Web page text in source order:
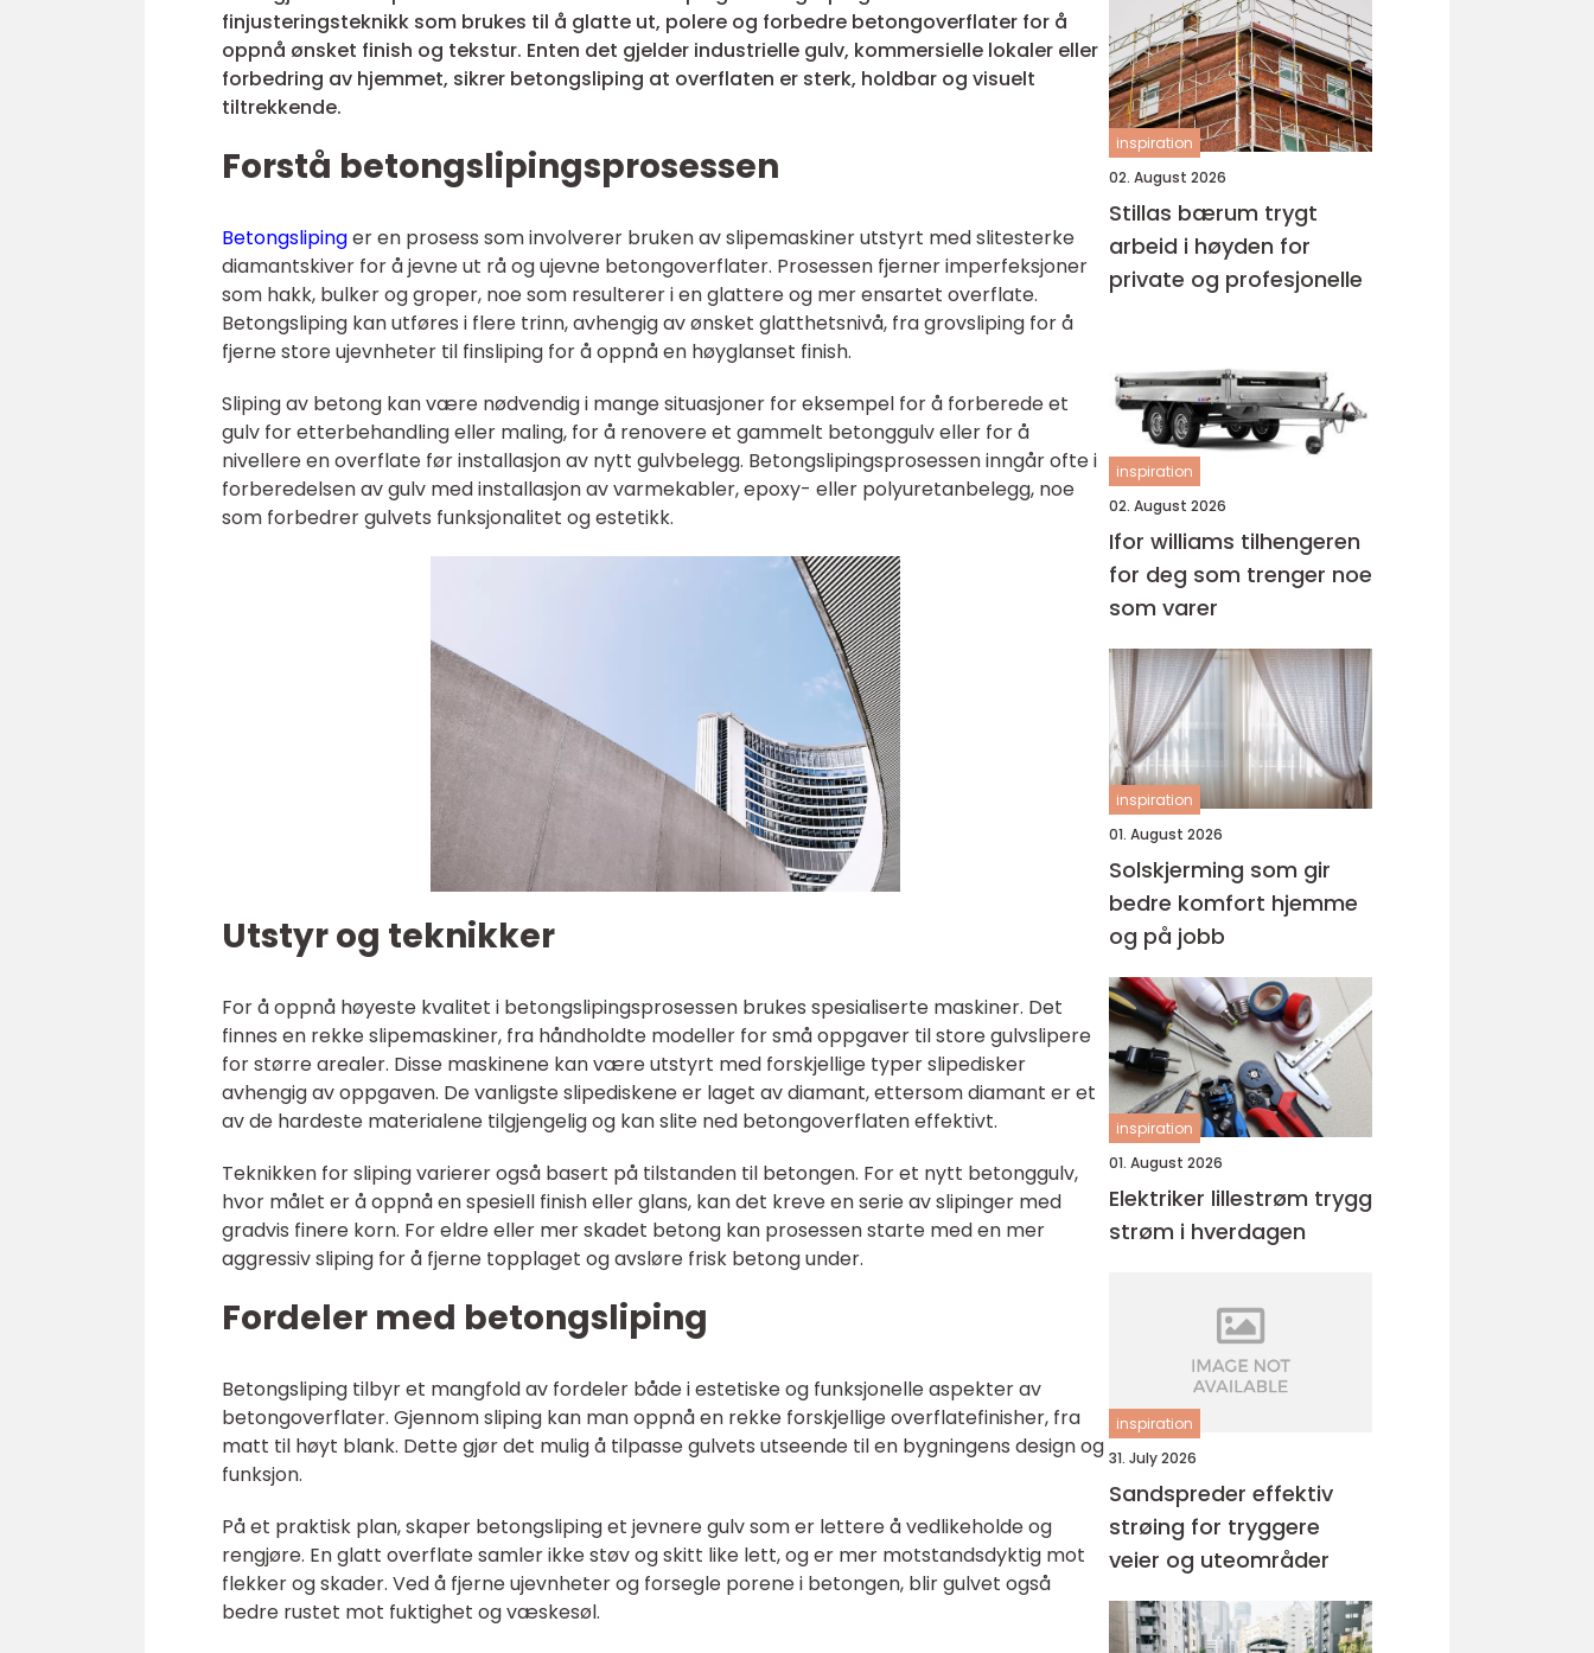
finjusteringsteknikk som brukes til å glatte ut, polere og forbedre betongoverflater for å
oppnå ønsket finish og tekstur. Enten det gjelder industrielle gulv, kommersielle lokaler eller
forbedring av hjemmet, sikrer betongsliping at overflaten er sterk, holdbar og visuelt
tiltrekkende.
Forstå betongslipingsprosessen
Betongslipinger en prosess som involverer bruken av slipemaskiner utstyrt med slitesterke
diamantskiver for å jevne ut rå og ujevne betongoverflater. Prosessen fjerner imperfeksjoner
som hakk, bulker og groper, noe som resulterer i en glattere og mer ensartet overflate.
Betongsliping kan utføres i flere trinn, avhengig av ønsket glatthetsnivå, fra grovsliping for å
fjerne store ujevnheter til finsliping for å oppnå en høyglanset finish.
Sliping av betong kan være nødvendig i mange situasjoner for eksempel for å forberede et
gulv for etterbehandling eller maling, for å renovere et gammelt betonggulv eller for å
nivellere en overflate før installasjon av nytt gulvbelegg. Betongslipingsprosessen inngår ofte i
forberedelsen av gulv med installasjon av varmekabler, epoxy- eller polyuretanbelegg, noe
som forbedrer gulvets funksjonalitet og estetikk.
Utstyr og teknikker
For å oppnå høyeste kvalitet i betongslipingsprosessen brukes spesialiserte maskiner. Det
finnes en rekke slipemaskiner, fra håndholdte modeller for små oppgaver til store gulvslipere
for større arealer. Disse maskinene kan være utstyrt med forskjellige typer slipedisker
avhengig av oppgaven. De vanligste slipediskene er laget av diamant, ettersom diamant er et
av de hardeste materialene tilgjengelig og kan slite ned betongoverflaten effektivt.
Teknikken for sliping varierer også basert på tilstanden til betongen. For et nytt betonggulv,
hvor målet er å oppnå en spesiell finish eller glans, kan det kreve en serie av slipinger med
gradvis finere korn. For eldre eller mer skadet betong kan prosessen starte med en mer
aggressiv sliping for å fjerne topplaget og avsløre frisk betong under.
Fordeler med betongsliping
Betongsliping tilbyr et mangfold av fordeler både i estetiske og funksjonelle aspekter av
betongoverflater. Gjennom sliping kan man oppnå en rekke forskjellige overflatefinisher, fra
matt til høyt blank. Dette gjør det mulig å tilpasse gulvets utseende til en bygningens design og
funksjon.
På et praktisk plan, skaper betongsliping et jevnere gulv som er lettere å vedlikeholde og
rengjøre. En glatt overflate samler ikke støv og skitt like lett, og er mer motstandsdyktig mot
flekker og skader. Ved å fjerne ujevnheter og forsegle porene i betongen, blir gulvet også
bedre rustet mot fuktighet og væskesøl.
inspiration
02. August 2026
Stillas bærum trygt
arbeid i høyden for
private og profesjonelle
inspiration
02. August 2026
Ifor williams tilhengeren
for deg som trenger noe
som varer
inspiration
01. August 2026
Solskjerming som gir
bedre komfort hjemme
og på jobb
inspiration
01. August 2026
Elektriker lillestrøm trygg
strøm i hverdagen
inspiration
31. July 2026
Sandspreder effektiv
strøing for tryggere
veier og uteområder